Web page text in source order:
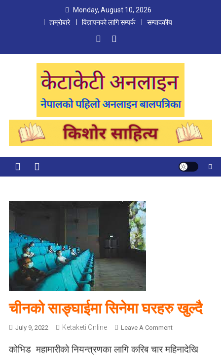
Monday, August 10, 2026
हाम्रोबारे
विज्ञापनको लागि सम्पर्क सम्पादकीय
Ketaketi Online
First Nepali Online Magazine For Children
चीनको साङ्घाईमा सिनेमा घरहरु खुल्दै
July 9, 2022 Ketaketi Online Leave A CommentO
ची
कोभिड महामारीको नियन्त्रणका लागि करिब चार महिनादेखि